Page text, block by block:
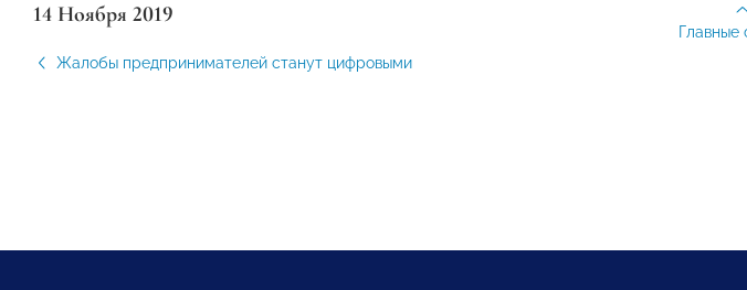
14 Ноября 2019
Жалобы предпринимателей станут цифровыми
Главные